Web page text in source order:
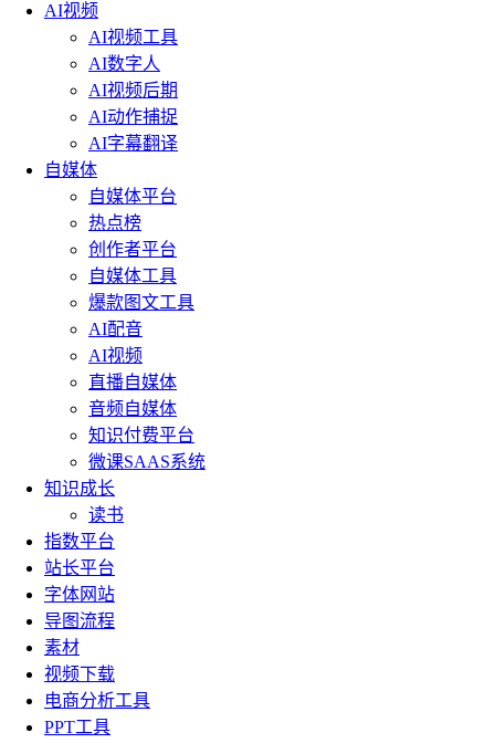
AI视频
AI视频工具
AI数字人
AI视频后期
AI动作捕捉
AI字幕翻译
自媒体
自媒体平台
热点榜
创作者平台
自媒体工具
爆款图文工具
AI配音
AI视频
直播自媒体
音频自媒体
知识付费平台
微课SAAS系统
知识成长
读书
指数平台
站长平台
字体网站
导图流程
素材
视频下载
电商分析工具
PPT工具